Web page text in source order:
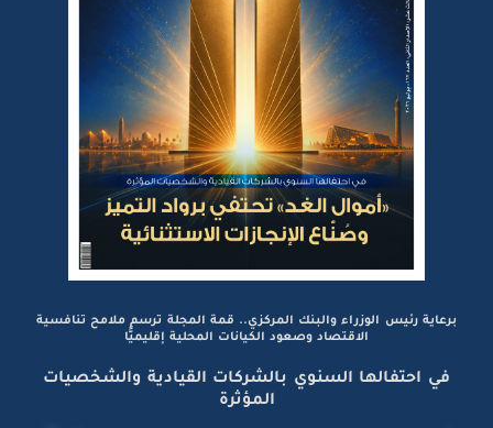
برعاية رئيس الوزراء والبنك المركزي.. قمة المجلة ترسم ملامح تنافسية
الاقتصاد وصعود الكيانات المحلية إقليميًّا
في احتفالها السنوي بالشركات القيادية والشخصيات
المؤثرة